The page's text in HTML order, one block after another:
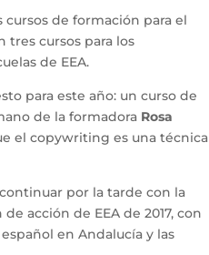
cursos de formación para el
tres cursos para los
de EEA.
para este año: un curso de
de la formadora Rosa
el copywriting es una técnica
por la tarde con la
acción de EEA de 2017, con
en Andalucía y las